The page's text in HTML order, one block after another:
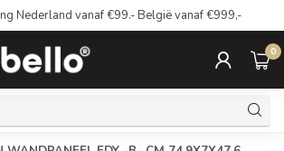
Nederland vanaf €99.- België vanaf €999,-
0